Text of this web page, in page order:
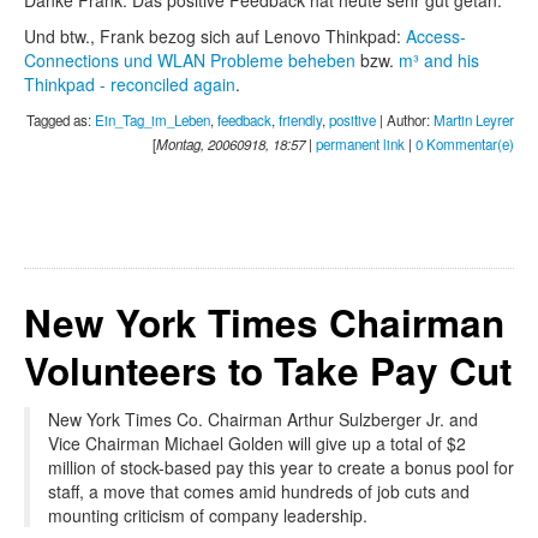
Und btw., Frank bezog sich auf Lenovo Thinkpad: Access-
Connections und WLAN Probleme beheben bzw. m³ and his
Thinkpad - reconciled again.
Tagged as: Ein_Tag_im_Leben, feedback, friendly, positive | Author:Martin Leyrer
[Montag, 20060918, 18:57| permanent link | 0 Kommentar(e)
New York Times Chairman
Volunteers to Take Pay Cut
New York Times Co. Chairman Arthur Sulzberger Jr. and
Vice Chairman Michael Golden will give up a total of $2
million of stock-based pay this year to create a bonus pool for
staff, a move that comes amid hundreds of job cuts and
mounting criticism of company leadership.